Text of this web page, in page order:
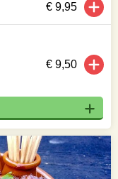
€ 9,95
€ 9,50